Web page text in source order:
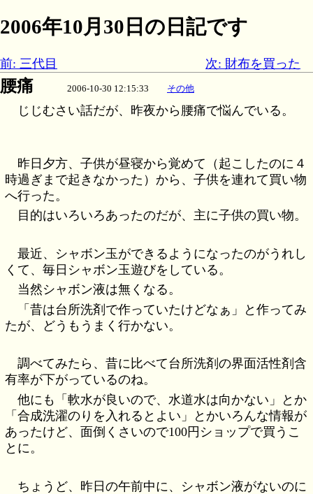
2006年10月30日の日記です
前: 三代目 次: 財布を買った
腰痛 2006-10-30 12:15:33 その他
じじむさい話だが、昨夜から腰痛で悩んでいる。
昨日夕方、子供が昼寝から覚めて（起こしたのに４
時過ぎまで起きなかった）から、子供を連れて買い物
へ行った。
目的はいろいろあったのだが、主に子供の買い物。
最近、シャボン玉ができるようになったのがうれし
くて、毎日シャボン玉遊びをしている。
当然シャボン液は無くなる。
「昔は台所洗剤で作っていたけどなぁ」と作ってみ
たが、どうもうまく行かない。
調べてみたら、昔に比べて台所洗剤の界面活性剤含
有率が下がっているのね。
他にも「軟水が良いので、水道水は向かない」とか
「合成洗濯のりを入れるとよい」とかいろんな情報が
あったけど、面倒くさいので100円ショップで買うこ
とに。
ちょうど、昨日の午前中に、シャボン液がないのに